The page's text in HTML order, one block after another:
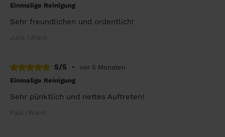
Einmalige Reinigung
Sehr freundlichen und ordentlich!
Julia (Wien)
5/5 •
vor 5 Monaten
Einmalige Reinigung
Sehr pünktlich und nettes Auftreten!
Paul (Wien)